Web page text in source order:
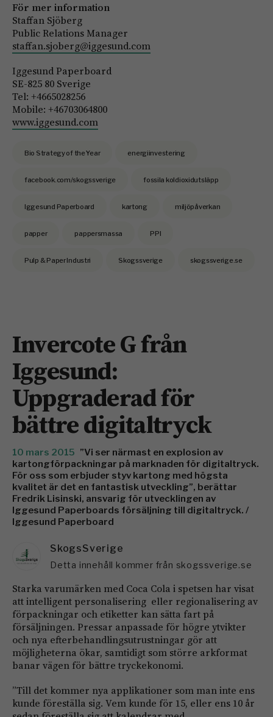
För mer information
Staffan Sjöberg
Public Relations Manager
staffan.sjoberg@iggesund.com
Iggesund Paperboard
SE-825 80 Sverige
Tel: +4665028256
Mobile: +46703064800
www.iggesund.com
Bio Strategy of the Year energiinvestering
facebook.com/skogssverige fossila koldioxidutsläpp
Iggesund Paperboard kartong miljöpåverkan
papper pappersmassa PPI
Pulp & Paper Industri Skogssverige skogssverige.se
Invercote G från
Iggesund:
Uppgraderad för
bättre digitaltryck
10 mars 2015 ”Vi ser närmast en explosion av
kartongförpackningar på marknaden för digitaltryck.
För oss som erbjuder styv kartong med högsta
kvalitet är det en fantastisk utveckling”, berättar
Fredrik Lisinski, ansvarig för utvecklingen av
Iggesund Paperboards försäljning till digitaltryck. /
Iggesund Paperboard
SkogsSverige
Detta innehåll kommer från skogssverige.se
Starka varumärken med Coca Cola i spetsen har visat
att intelligent personalisering eller regionalisering av
förpackningar och etiketter kan sätta fart på
försäljningen. Pressar anpassade för högre ytvikter
och nya efterbehandlingsutrustningar gör att
möjligheterna ökar, samtidigt som större arkformat
banar vägen för bättre tryckekonomi.
”Till det kommer nya applikationer som man inte ens
kunde föreställa sig. Vem kunde för 15, eller ens 10 år